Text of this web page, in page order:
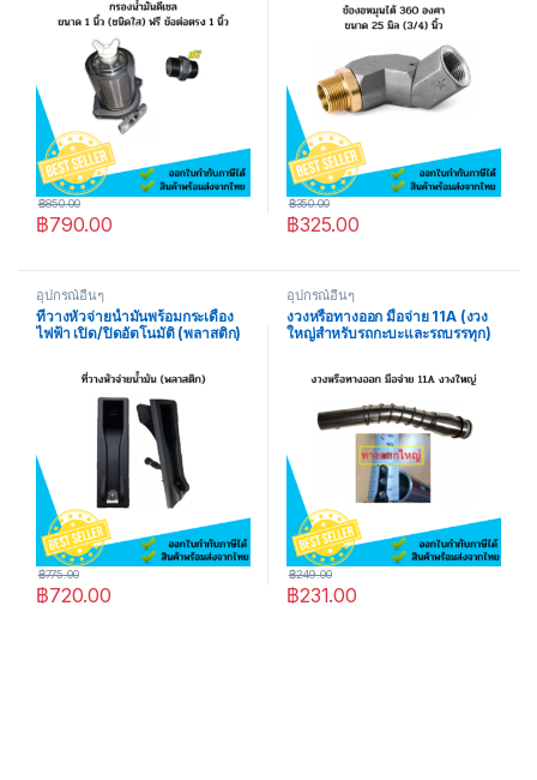
฿790.00
฿850.00
฿325.00
฿350.00
อุปกรณ์อื่นๆ
ที่วางหัวจ่ายน้ำมันพร้อมกระเดื่อง
ไฟฟ้า เปิด/ปิดอัตโนมัติ (พลาสติก)
฿720.00
฿775.00
อุปกรณ์อื่นๆ
งวงหรือทางออก มือจ่าย 11A (งวง
ใหญ่สำหรับรถกะบะและรถบรรทุก)
฿231.00
฿249.00